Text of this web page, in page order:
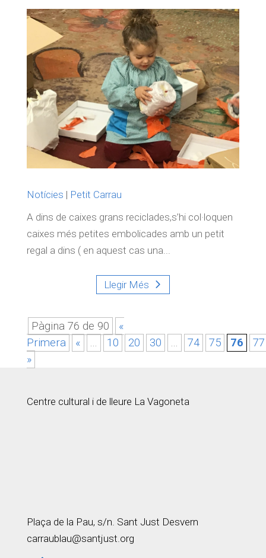
Notícies | Petit Carrau
A dins de caixes grans reciclades,s’hi col·loquen
caixes més petites embolicades amb un petit
regal a dins ( en aquest cas una...
Llegir Més
Pàgina 76 de 90
«
Primera
« ... 10 20 30 ... 74 75 76
77
»
Centre cultural i de lleure La Vagoneta
Plaça de la Pau, s/n. Sant Just Desvern
carraublau@santjust.org